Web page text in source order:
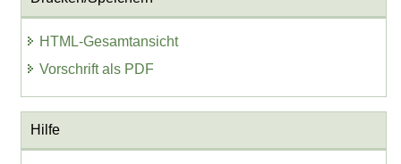
HTML-Gesamtansicht
Vorschrift als PDF
Hilfe